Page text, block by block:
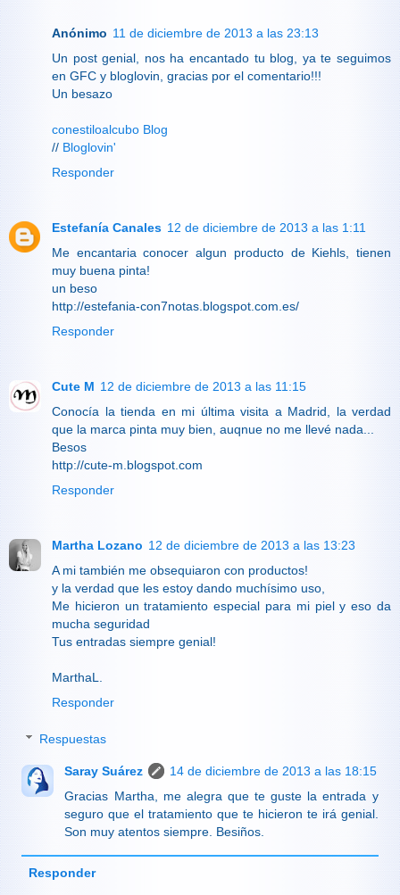
Anónimo 11 de diciembre de 2013 a las 23:13
Un post genial, nos ha encantado tu blog, ya te seguimos
en GFC y bloglovin, gracias por el comentario!!!
Un besazo
conestiloalcubo Blog
// Bloglovin'
Responder
Estefanía Canales 12 de diciembre de 2013 a las 1:11
Me encantaria conocer algun producto de Kiehls, tienen
muy buena pinta!
un beso
http://estefania-con7notas.blogspot.com.es/
Responder
Cute M 12 de diciembre de 2013 a las 11:15
Conocía la tienda en mi última visita a Madrid, la verdad
que la marca pinta muy bien, auqnue no me llevé nada...
Besos
http://cute-m.blogspot.com
Responder
Martha Lozano 12 de diciembre de 2013 a las 13:23
A mi también me obsequiaron con productos!
y la verdad que les estoy dando muchísimo uso,
Me hicieron un tratamiento especial para mi piel y eso da
mucha seguridad
Tus entradas siempre genial!
MarthaL.
Responder
Respuestas
Saray Suárez
14 de diciembre de 2013 a las 18:15
Gracias Martha, me alegra que te guste la entrada y
seguro que el tratamiento que te hicieron te irá genial.
Son muy atentos siempre. Besiños.
Responder